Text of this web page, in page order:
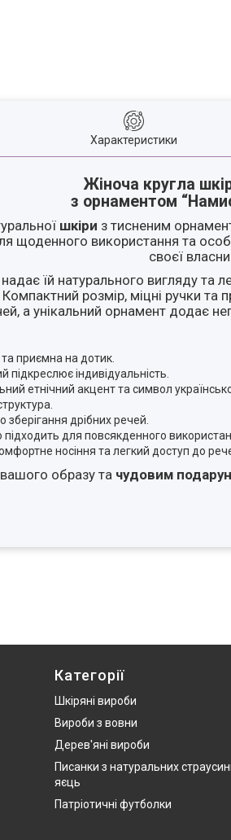
Характеристики
Жіноча кругла
з орнаментом
шкіри з тисненим
щоденного використання та
своєї
їй натурального вигляду та
Компактний розмір, міцні ручки
а унікальний орнамент додає
приємна на дотик.
підкреслює індивідуальність.
етнічний акцент та символ
зберігання дрібних речей.
підходить для повсякденного
носіння та легкий доступ до
вашого образу та чудовим
Категорії
Шкіряні вироби
Вироби з вовни
Дерев'яні вироби
Писанки з натуральних
яєць
Патріотичні футболки